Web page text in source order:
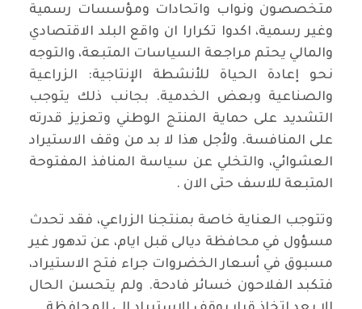
متخصصون ونواب واتحادات ومؤسسات رسمية
وغير رسمية، اكدوا تكرارا ان واقع البلد الاقتصادي
والمالي يحتم مراجعة السياسات المتبعة، والتوجه
نحو إعادة الحياة للأنشطة الإنتاجية: الزراعية
والصناعية وبعض الخدمية. بجانب ذلك يتوجب
التشديد على حماية المنتج الوطني وتعزيز قدرته
على المنافسة. ولأجل هذا لا بد من وقف الاستيراد
العشوائي، والتخلي عن سياسة المنافذ المفتوحة
المتبعة للاسف حتى الان .
وتتوجب العناية خاصة بمنتجنا الزراعي، فقد تحدث
مسؤول في محافظة ديالى قبل ايام، عن تدهور غير
مسبوق في أسعار الخضروات جراء فتح الاستيراد،
فتكبد الفلاحون خسائر فادحة. ولم يتحسن الحال